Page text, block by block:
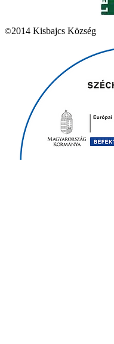
©2014 Kisbajcs Község